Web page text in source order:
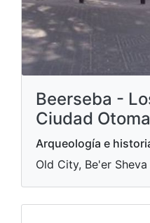
Beerseba -
Ciudad
Arqueología e
Old City, Be'er Sheva